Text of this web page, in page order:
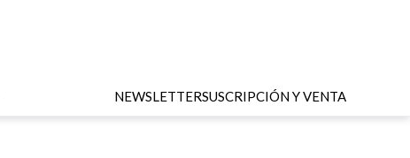
NEWSLETTERSUSCRIPCIÓN Y VENTA